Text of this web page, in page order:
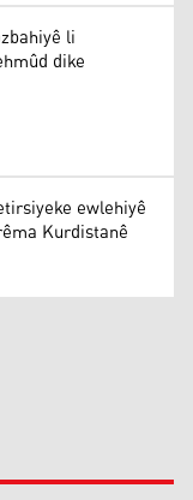
li
dike
ewlehiyê
Kurdistanê